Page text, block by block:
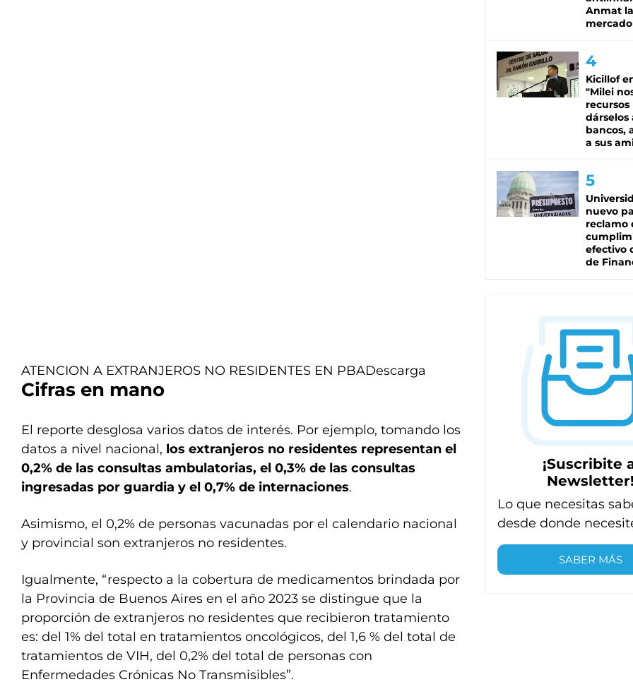
ATENCION A EXTRANJEROS NO RESIDENTES EN PBADescarga
Cifras en mano
El reporte desglosa varios datos de interés. Por ejemplo, tomando los
datos a nivel nacional, los extranjeros no residentes representan el
0,2% de las consultas ambulatorias, el 0,3% de las consultas
ingresadas por guardia y el 0,7% de internaciones.
Asimismo, el 0,2% de personas vacunadas por el calendario nacional
y provincial son extranjeros no residentes.
Igualmente, “respecto a la cobertura de medicamentos brindada por
la Provincia de Buenos Aires en el año 2023 se distingue que la
proporción de extranjeros no residentes que recibieron tratamiento
es: del 1% del total en tratamientos oncológicos, del 1,6 % del total de
tratamientos de VIH, del 0,2% del total de personas con
Enfermedades Crónicas No Transmisibles”.
Anmat
mercado
Kicillof
"Milei
recursos
dárselos
bancos,
a sus
nuevo
reclamo
efectivo
de
¡Suscribite
Newsletter!
Lo que necesitas
desde donde
SABER MÁS